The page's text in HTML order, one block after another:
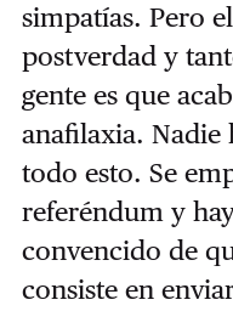
simpatías. Pero
postverdad y
gente es que
anafilaxia. Nadie
todo esto. Se
referéndum y
convencido de
consiste en